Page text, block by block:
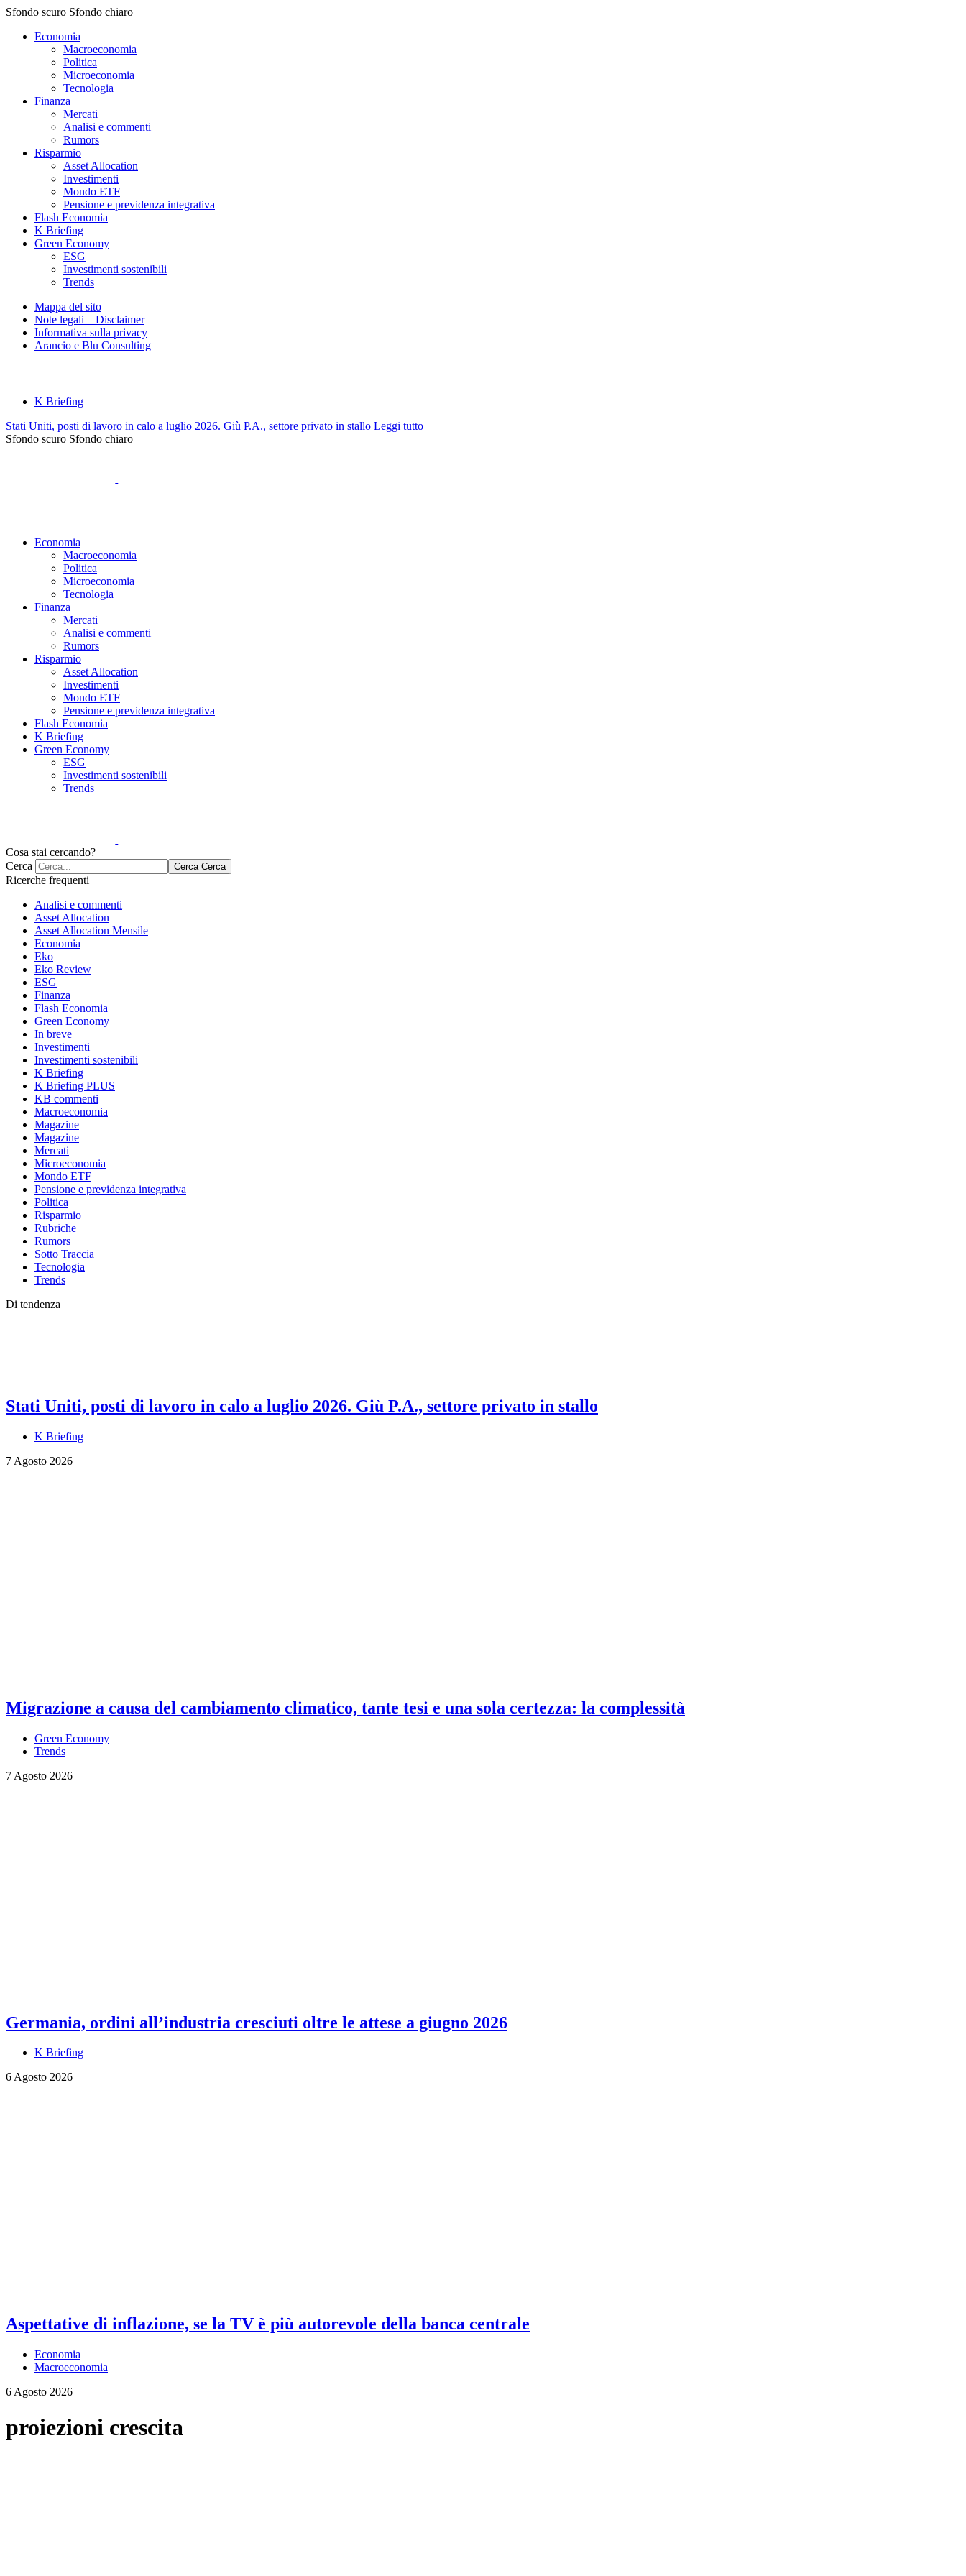
Sfondo scuro Sfondo chiaro
Economia
Macroeconomia
Politica
Microeconomia
Tecnologia
Finanza
Mercati
Analisi e commenti
Rumors
Risparmio
Asset Allocation
Investimenti
Mondo ETF
Pensione e previdenza integrativa
Flash Economia
K Briefing
Green Economy
ESG
Investimenti sostenibili
Trends
Mappa del sito
Note legali – Disclaimer
Informativa sulla privacy
Arancio e Blu Consulting
K Briefing
Stati Uniti, posti di lavoro in calo a luglio 2026. Giù P.A., settore privato in stallo Leggi tutto
Sfondo scuro Sfondo chiaro
Economia
Macroeconomia
Politica
Microeconomia
Tecnologia
Finanza
Mercati
Analisi e commenti
Rumors
Risparmio
Asset Allocation
Investimenti
Mondo ETF
Pensione e previdenza integrativa
Flash Economia
K Briefing
Green Economy
ESG
Investimenti sostenibili
Trends
Cosa stai cercando?
Cerca
Cerca Cerca
Ricerche frequenti
Analisi e commenti
Asset Allocation
Asset Allocation Mensile
Economia
Eko
Eko Review
ESG
Finanza
Flash Economia
Green Economy
In breve
Investimenti
Investimenti sostenibili
K Briefing
K Briefing PLUS
KB commenti
Macroeconomia
Magazine
Magazine
Mercati
Microeconomia
Mondo ETF
Pensione e previdenza integrativa
Politica
Risparmio
Rubriche
Rumors
Sotto Traccia
Tecnologia
Trends
Di tendenza
Stati Uniti, posti di lavoro in calo a luglio 2026. Giù P.A., settore privato in stallo
K Briefing
7 Agosto 2026
Migrazione a causa del cambiamento climatico, tante tesi e una sola certezza: la complessità
Green Economy
Trends
7 Agosto 2026
Germania, ordini all’industria cresciuti oltre le attese a giugno 2026
K Briefing
6 Agosto 2026
Aspettative di inflazione, se la TV è più autorevole della banca centrale
Economia
Macroeconomia
6 Agosto 2026
proiezioni crescita